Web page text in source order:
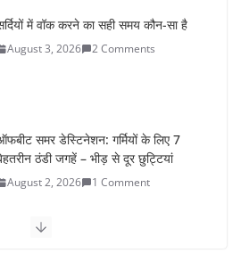
में वॉक करने का सही समय कौन-सा है
August 3, 2026 2 Comments
समर डेस्टिनेशन: गर्मियों के लिए 7
ठंडी जगहें – भीड़ से दूर छुट्टियां
August 2, 2026 1 Comment
कश्मीर यात्रा गाइड: प्राकृतिक सुंदरता और